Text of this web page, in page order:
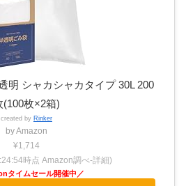
明 シャカシャカタイプ 30L 200
(100枚×2箱)
created by Rinker
by Amazon
¥1,714
時点 Amazon調べ-詳細)